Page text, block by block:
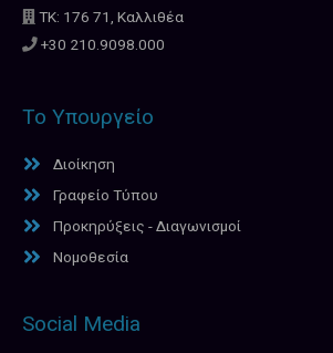
ΤΚ: 176 71, Καλλιθέα
+30 210.9098.000
Το Υπουργείο
Διοίκηση
Γραφείο Τύπου
Προκηρύξεις - Διαγωνισμοί
Νομοθεσία
Social Media